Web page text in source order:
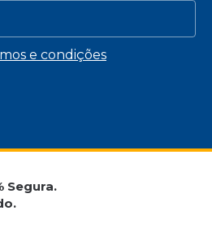
e condições
Segura.